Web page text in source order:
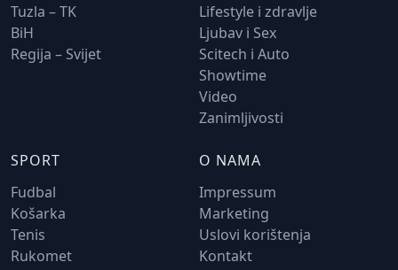
Tuzla – TK
BiH
Regija – Svijet
Lifestyle i zdravlje
Ljubav i Sex
Scitech i Auto
Showtime
Video
Zanimljivosti
SPORT
Fudbal
Košarka
Tenis
Rukomet
O NAMA
Impressum
Marketing
Uslovi korištenja
Kontakt